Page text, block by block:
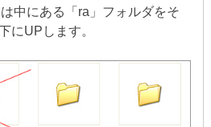
中にある「ra」フォルダをそ
にUPします。